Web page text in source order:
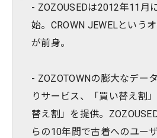
- ZOZOUSEDは2012年11月
始。CROWN JEWELという
が前身。
- ZOZOTOWNの膨大なデー
りサービス、「買い替え割
替え割」を提供。
らの10年間で古着へのユー